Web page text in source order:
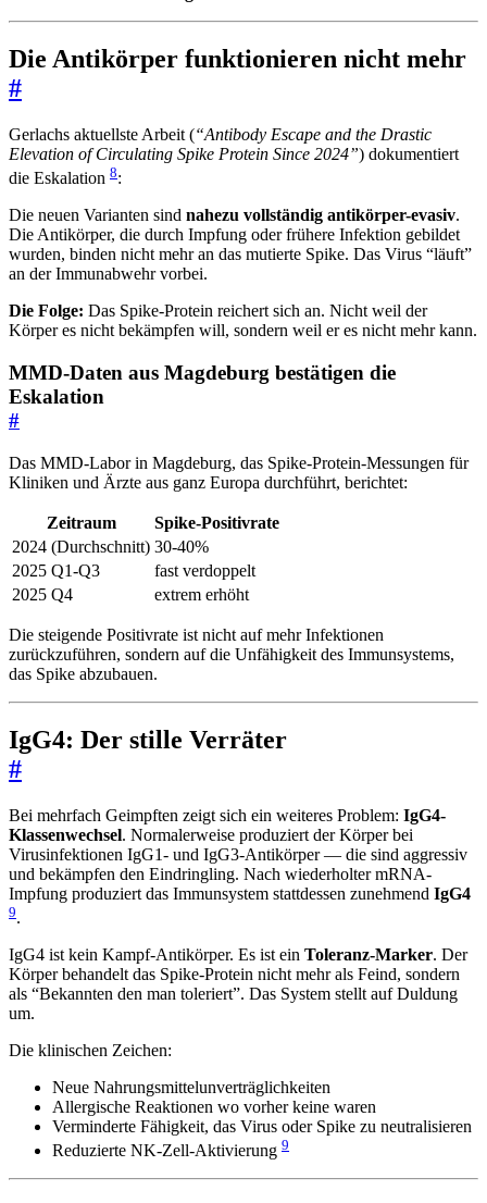
Die Antikörper funktionieren nicht mehr
#
Gerlachs aktuellste Arbeit (“Antibody Escape and the Drastic
Elevation of Circulating Spike Protein Since 2024”) dokumentiert
die Eskalation 8:
Die neuen Varianten sind nahezu vollständig antikörper-evasiv.
Die Antikörper, die durch Impfung oder frühere Infektion gebildet
wurden, binden nicht mehr an das mutierte Spike. Das Virus “läuft”
an der Immunabwehr vorbei.
Die Folge: Das Spike-Protein reichert sich an. Nicht weil der
Körper es nicht bekämpfen will, sondern weil er es nicht mehr kann.
MMD-Daten aus Magdeburg bestätigen die
Eskalation
#
Das MMD-Labor in Magdeburg, das Spike-Protein-Messungen für
Kliniken und Ärzte aus ganz Europa durchführt, berichtet:
Zeitraum
Spike-Positivrate
2024 (Durchschnitt) 30-40%
2025 Q1-Q3
fast verdoppelt
2025 Q4
extrem erhöht
Die steigende Positivrate ist nicht auf mehr Infektionen
zurückzuführen, sondern auf die Unfähigkeit des Immunsystems,
das Spike abzubauen.
IgG4: Der stille Verräter
#
Bei mehrfach Geimpften zeigt sich ein weiteres Problem: IgG4-
Klassenwechsel. Normalerweise produziert der Körper bei
Virusinfektionen IgG1- und IgG3-Antikörper — die sind aggressiv
und bekämpfen den Eindringling. Nach wiederholter mRNA-
Impfung produziert das Immunsystem stattdessen zunehmend IgG4
9.
IgG4 ist kein Kampf-Antikörper. Es ist ein Toleranz-Marker. Der
Körper behandelt das Spike-Protein nicht mehr als Feind, sondern
als “Bekannten den man toleriert”. Das System stellt auf Duldung
um.
Die klinischen Zeichen:
Neue Nahrungsmittelunverträglichkeiten
Allergische Reaktionen wo vorher keine waren
Verminderte Fähigkeit, das Virus oder Spike zu neutralisieren
Reduzierte NK-Zell-Aktivierung 9